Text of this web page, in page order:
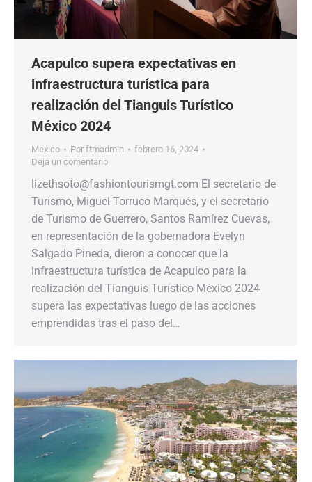
Acapulco supera expectativas en
infraestructura turística para
realización del Tianguis Turístico
México 2024
Mexico Por ftmadmin
febrero 16, 2024
Deja un comentario
lizethsoto@fashiontourismgt.com El secretario de
Turismo, Miguel Torruco Marqués, y el secretario
de Turismo de Guerrero, Santos Ramírez Cuevas,
en representación de la gobernadora Evelyn
Salgado Pineda, dieron a conocer que la
infraestructura turística de Acapulco para la
realización del Tianguis Turístico México 2024
supera las expectativas luego de las acciones
emprendidas tras el paso del…